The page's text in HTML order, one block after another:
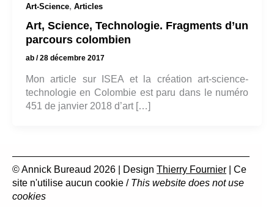
Art-Science, Articles
Art, Science, Technologie. Fragments d’un
parcours colombien
ab /28 décembre 2017
Mon article sur ISEA et la création art-science-
technologie en Colombie est paru dans le numéro
451 de janvier 2018 d’art […]
© Annick Bureaud 2026 | Design Thierry Fournier | Ce
site n'utilise aucun cookie / This website does not use
cookies